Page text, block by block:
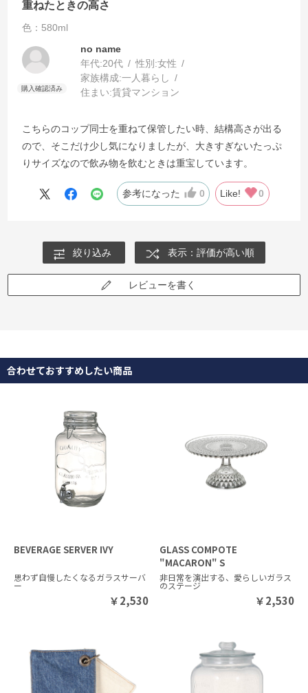
重ねたときの高さ
色：580ml
no name
年代:20代 性別:女性
家族構成:一人暮らし
住まい:賃貸マンション
こちらのコップ同士を重ねて保管したい時、結構高さが出る
ので、そこだけ少し気になりましたが、大きすぎないたっぷ
りサイズなので飲み物を飲むときは重宝しています。
参考になった 0 Like! 0
絞り込み 表示：評価が高い順
レビューを書く
合わせておすすめしたい商品
BEVERAGE SERVER IVY
思わず自慢したくなるガラスサーバ
ー
￥2,530
GLASS COMPOTE
"MACARON" S
非日常を演出する、愛らしいガラス
のステージ
￥2,530